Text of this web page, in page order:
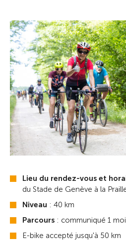
Lieu du rendez-vous et
du Stade de Genève à la
Niveau : 40 km
Parcours : communiqué 1
E-bike accepté jusqu'à 50 km